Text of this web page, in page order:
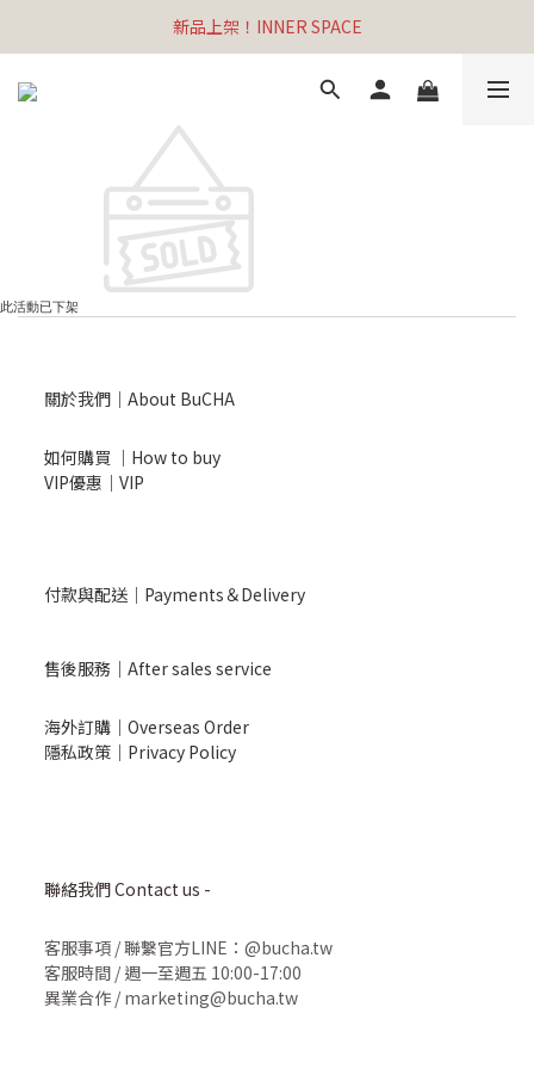
新品上架！INNER SPACE
此活動已下架
關於我們｜About BuCHA
如何購買 ｜How to buy
VIP優惠｜VIP
付款與配送｜Payments＆Delivery
售後服務｜After sales service
海外訂購｜Overseas Order
隱私政策｜Privacy Policy
聯絡我們 Contact us -
客服事項 /聯繫官方LINE：@bucha.tw
客服時間 / 週一至週五 10:00-17:00
異業合作 / marketing@bucha.tw